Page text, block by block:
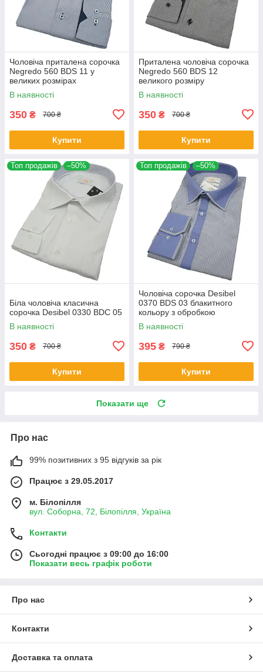
Чоловіча приталена сорочка
Negredo 560 BDS 11 у
великих розмірах
В наявності
350 ₴ 700 ₴
Купити
Приталена чоловіча сорочка
Negredo 560 BDS 12
великого розміру
В наявності
350 ₴ 700 ₴
Купити
Топ продажів –50%
Біла чоловіча класична
сорочка Desibel 0330 BDC 05
В наявності
350 ₴ 700 ₴
Купити
Топ продажів –50%
Чоловіча сорочка Desibel
0370 BDS 03 блакитного
кольору з обробкою
В наявності
395 ₴ 790 ₴
Купити
Показати ще
Про нас
99% позитивних з 95 відгуків за рік
Працює з 29.05.2017
м. Білопілля
вул. Соборна, 72, Білопілля, Україна
Контакти
Сьогодні працює з 09:00 до 16:00
Показати весь графік роботи
Про нас
Контакти
Доставка та оплата